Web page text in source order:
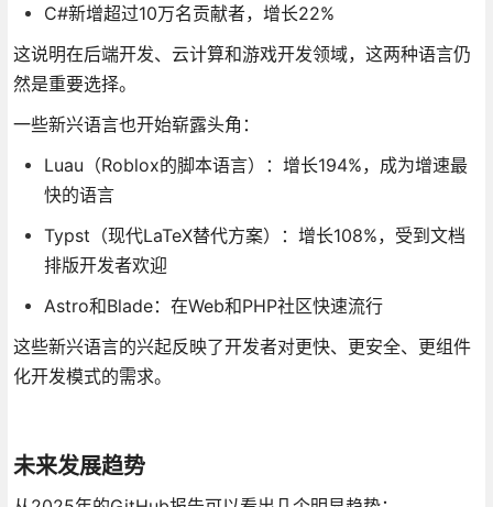
C#新增超过10万名贡献者，增长22%
这说明在后端开发、云计算和游戏开发领域，这两种语言仍
然是重要选择。
一些新兴语言也开始崭露头角：
Luau（Roblox的脚本语言）：增长194%，成为增速最
快的语言
Typst（现代LaTeX替代方案）：增长108%，受到文档
排版开发者欢迎
Astro和Blade：在Web和PHP社区快速流行
这些新兴语言的兴起反映了开发者对更快、更安全、更组件
化开发模式的需求。
未来发展趋势